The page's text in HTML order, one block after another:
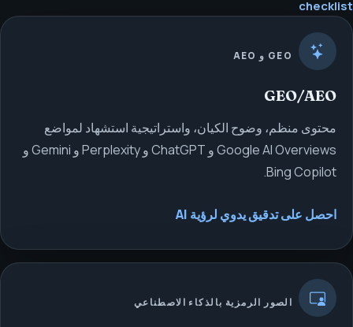
checklist
GEO و AEO
GEO/AEO
محتوى منظم، وضوح الكيان، واستراتيجية استشهاد لمواضع
Google AI Overviews و ChatGPT و Perplexity و Gemini و
Bing Copilot.
احصل على تدقيق يدوي لرؤية AI
الصور الرمزية بالذكاء الاصطناعي